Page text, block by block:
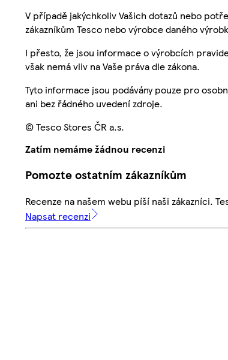
V případě jakýchkoliv Vašich dotazů nebo
zákazníkům Tesco nebo výrobce daného
I přesto, že jsou informace o výrobcích
však nemá vliv na Vaše práva dle zákona.
Tyto informace jsou podávány pouze pro
ani bez řádného uvedení zdroje.
© Tesco Stores ČR a.s.
Zatím nemáme žádnou recenzi
Pomozte ostatním zákazníkům
Recenze na našem webu píší naši zákazníci.
Napsat recenzi